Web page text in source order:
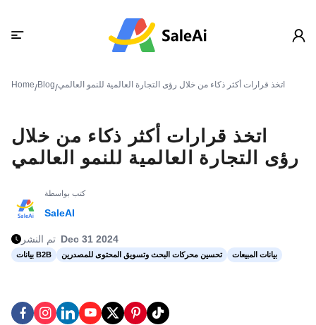
Home/Blog/اتخذ قرارات أكثر ذكاء من خلال رؤى التجارة العالمية للنمو العالمي
اتخذ قرارات أكثر ذكاء من خلال
رؤى التجارة العالمية للنمو العالمي
كتب بواسطة
SaleAI
تم النشر Dec 31 2024
بيانات B2B تحسين محركات البحث وتسويق المحتوى للمصدرين بيانات المبيعات